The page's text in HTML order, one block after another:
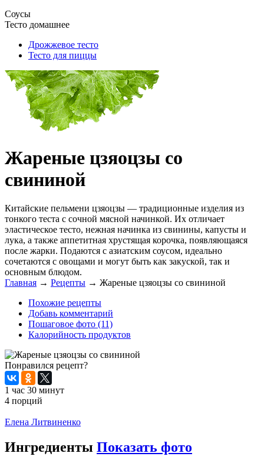
Соусы
Тесто домашнее
Дрожжевое тесто
Тесто для пиццы
Жареные цзяоцзы со
свининой
Китайские пельмени цзяоцзы — традиционные изделия из
тонкого теста с сочной мясной начинкой. Их отличает
эластическое тесто, нежная начинка из свинины, капусты и
лука, а также аппетитная хрустящая корочка, появляющаяся
после жарки. Подаются с азиатским соусом, идеально
сочетаются с овощами и могут быть как закуской, так и
основным блюдом.
Главная → Рецепты → Жареные цзяоцзы со свининой
Похожие рецепты
Добавь комментарий
Пошаговое фото (11)
Калорийность продуктов
Понравился рецепт?
1 час 30 минут
4 порций
Елена Литвиненко
Ингредиенты Показать фото